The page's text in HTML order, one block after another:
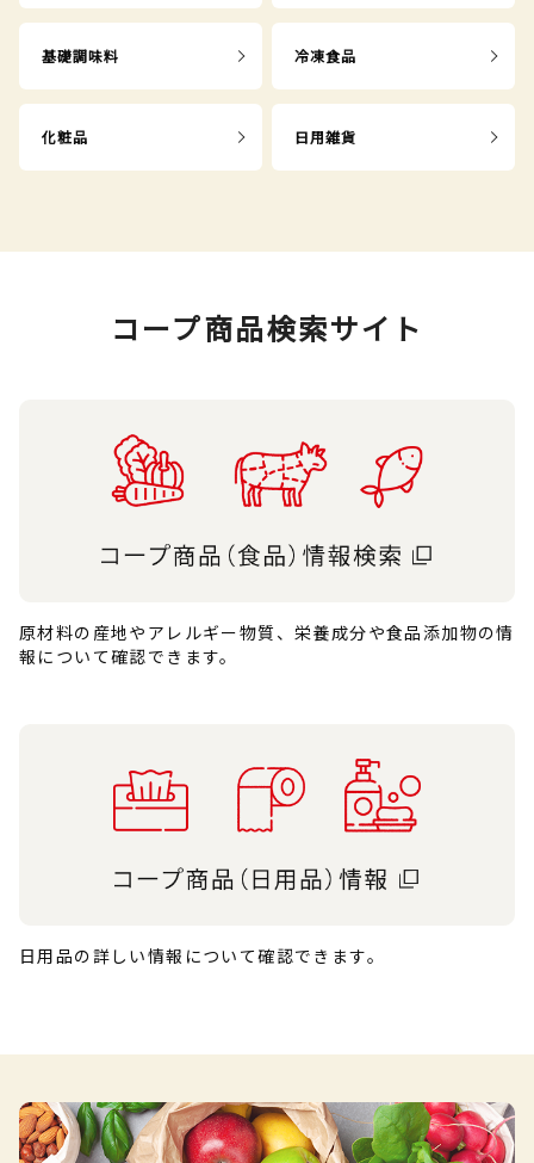
基礎調味料 冷凍食品
化粧品 日用雑貨
コープ商品検索サイト
原材料の産地やアレルギー物質、栄養成分や食品添加物の情
報について確認できます。
日用品の詳しい情報について確認できます。